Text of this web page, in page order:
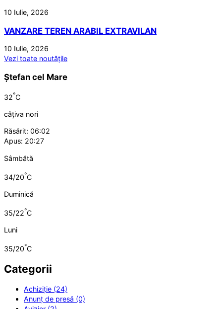
10 Iulie, 2026
VANZARE TEREN ARABIL EXTRAVILAN
10 Iulie, 2026
Vezi toate noutățile
Ștefan cel Mare
32°C
câțiva nori
Răsărit: 06:02
Apus: 20:27
Sâmbătă
34/20°C
Duminică
35/22°C
Luni
35/20°C
Categorii
Achiziție (24)
Anunț de presă (0)